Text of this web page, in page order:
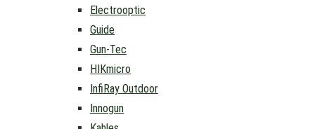
Electrooptic
Guide
Gun-Tec
HIKmicro
InfiRay Outdoor
Innogun